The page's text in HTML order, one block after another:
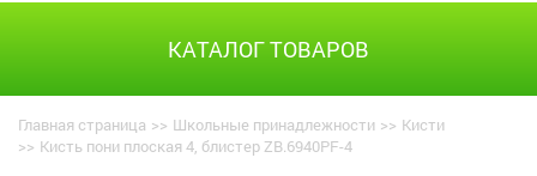
КАТАЛОГ ТОВАРОВ
Главная страница >> Школьные принадлежности >> Кисти
>> Кисть пони плоская 4, блистер ZB.6940PF-4